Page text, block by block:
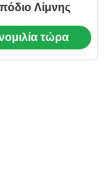
Λίμνης
Πίστα
Ενηλίκων
τώρα